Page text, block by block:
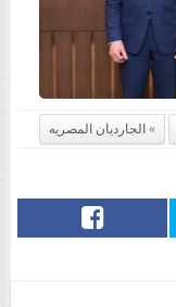
الجارديان المصريه